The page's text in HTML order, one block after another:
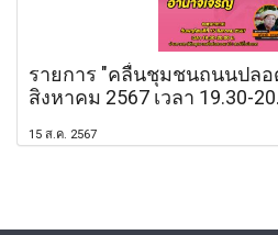
รายการ "คลื่นชุมชนถนนปล
สิงหาคม 2567 เวลา 19.30-
15 ส.ค. 2567